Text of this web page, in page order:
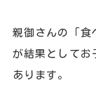
親御さんの「食
が結果としてお
あります。